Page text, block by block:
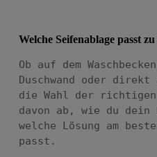
Welche Seifenablage passt
Ob auf dem
Duschwand oder direkt
die Wahl der
davon ab, wie du dein
welche Lösung am
passt.